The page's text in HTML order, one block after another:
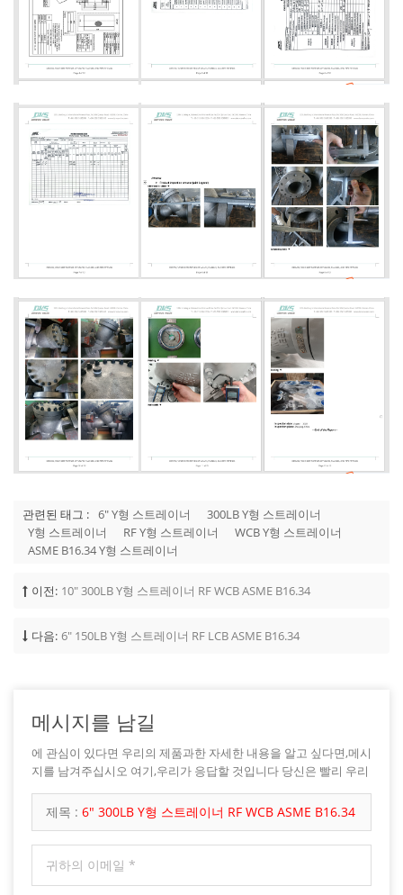
관련된 태그 : 6" Y형 스트레이너
300LB Y형 스트레이너
Y형 스트레이너
RF Y형 스트레이너
WCB Y형 스트레이너
ASME B16.34 Y형 스트레이너
이전: 10" 300LB Y형 스트레이너 RF WCB ASME B16.34
다음: 6" 150LB Y형 스트레이너 RF LCB ASME B16.34
메시지를 남길
에 관심이 있다면 우리의 제품과한 자세한 내용을 알고 싶다면,메시
지를 남겨주십시오 여기,우리가 응답할 것입니다 당신은 빨리 우리
제목 : 6" 300LB Y형 스트레이너 RF WCB ASME B16.34